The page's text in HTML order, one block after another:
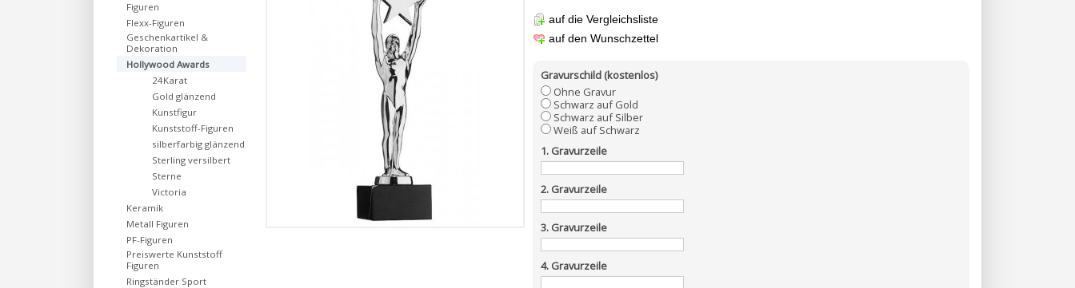
auf die Vergleichsliste
auf den Wunschzettel
Gravurschild (kostenlos)
Ohne Gravur
Schwarz auf Gold
Schwarz auf Silber
Weiß auf Schwarz
1. Gravurzeile
2. Gravurzeile
3. Gravurzeile
4. Gravurzeile
Figuren
Flexx-Figuren
Geschenkartikel &
Dekoration
Hollywood Awards
24Karat
Gold glänzend
Kunstfigur
Kunststoff-Figuren
silberfarbig glänzend
Sterling versilbert
Sterne
Victoria
Keramik
Metall Figuren
PF-Figuren
Preiswerte Kunststoff
Figuren
Ringständer Sport